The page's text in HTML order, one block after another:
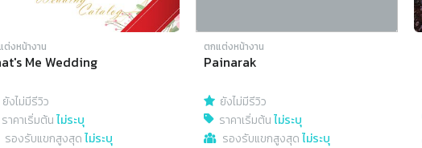
ต่งหน้างาน
Me Wedding
ยังไม่มีรีวิว
ราคาเริ่มต้นไม่ระบุ
รองรับแขกสูงสุดไม่ระบุ
ตกแต่งหน้างาน
Painarak
ยังไม่มีรีวิว
ราคาเริ่มต้นไม่ระบุ
รองรับแขกสูงสุดไม่ระบุ